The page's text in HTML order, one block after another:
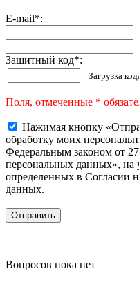
E-mail*:
Защитный код*:
Загрузка
Поля, отмеченные *
Нажимая кнопку
обработку моих
Федеральным законом от
персональных данных», на
определенных в Согласии
данных.
Вопросов пока нет